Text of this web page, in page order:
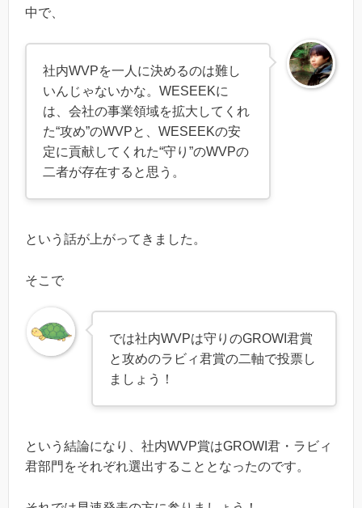
中で、
社内WVPを一人に決めるのは難し
いんじゃないかな。WESEEKに
は、会社の事業領域を拡大してくれ
た“攻め”のWVPと、WESEEKの安
定に貢献してくれた“守り”のWVPの
二者が存在すると思う。
という話が上がってきました。
そこで
では社内WVPは守りのGROWI君賞
と攻めのラビィ君賞の二軸で投票し
ましょう！
という結論になり、社内WVP賞はGROWI君・ラビィ
君部門をそれぞれ選出することとなったのです。